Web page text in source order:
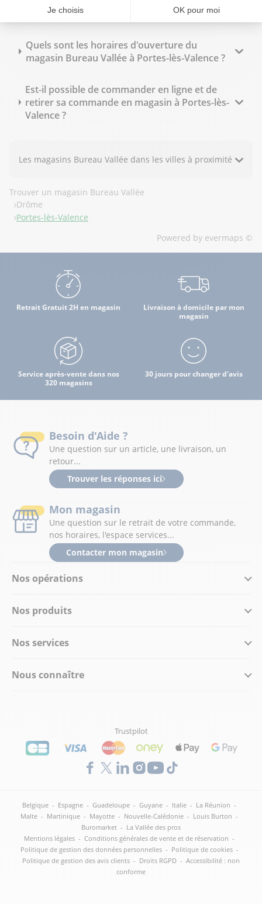
des tarifs spécifiques pour les professionnels ?
Quels sont les horaires d'ouverture du
magasin Bureau Vallée à Portes-lès-Valence ?
Est-il possible de commander en ligne et de
retirer sa commande en magasin à Portes-lès-
Valence ?
Les magasins Bureau Vallée dans les villes à proximité
Trouver un magasin Bureau Vallée
Drôme
Portes-lès-Valence
Powered by evermaps ©
Retrait Gratuit 2H en magasin
Livraison à domicile par mon
magasin
Service après-vente dans nos
320 magasins
30 jours pour changer d'avis
Nos opérations
Nos produits
Nos services
Nous connaître
Besoin d'Aide ?
Une question sur un article, une livraison, un
retour...
Trouver les réponses ici
Mon magasin
Une question sur le retrait de votre commande,
nos horaires, l'espace services...
Contacter mon magasin
Trustpilot
Belgique - Espagne - Guadeloupe - Guyane - Italie - La Réunion -
Malte - Martinique - Mayotte - Nouvelle-Calédonie - Louis Burton -
Buromarket - La Vallée des pros
Mentions légales - Conditions générales de vente et de réservation -
Politique de gestion des données personnelles - Politique de cookies -
Politique de gestion des avis clients - Droits RGPD - Accessibilité : non
conforme